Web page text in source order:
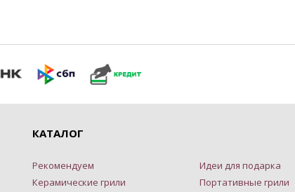
КАТАЛОГ
Рекомендуем
Керамические грили
Идеи для подарка
Портативные грили